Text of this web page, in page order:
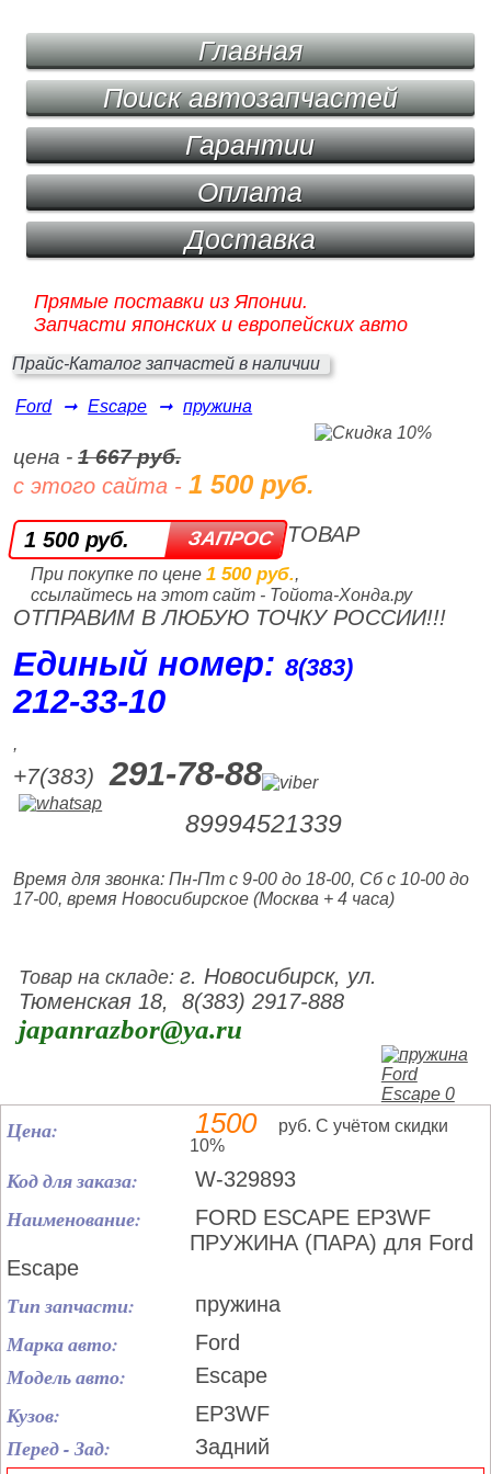
Главная
Поиск автозапчастей
Гарантии
Оплата
Доставка
Прямые поставки из Японии.
Запчасти японских и европейских авто
Прайс-Каталог запчастей в наличии
Ford ➞ Escape ➞ пружина
цена -1 667 руб.
с этого сайта -1 500 руб.
1 500 руб.
При покупке по цене 1 500 руб.,
ссылайтесь на этот сайт - Тойота-Хонда.ру
ТОВАР
ОТПРАВИМ В ЛЮБУЮ ТОЧКУ РОССИИ!!!
Единый номер:8(383)
212‑33‑10
,
+7(383) 291-78-88
89994521339
Время для звонка: Пн-Пт с 9-00 до 18-00, Сб с 10-00 до
17-00, время Новосибирское (Москва + 4 часа)
Товар на складе:г. Новосибирск, ул.
Тюменская 18, 8(383) 2917-888
japanrazbor@ya.ru
Цена: 1500
руб. С учётом скидки
10%
Код для заказа: W-329893
Наименование:
FORD ESCAPE EP3WF
ПРУЖИНА (ПАРА) для Ford
Escape
Тип запчасти: пружина
Марка авто: Ford
Модель авто: Escape
Кузов: EP3WF
Перед - Зад: Задний